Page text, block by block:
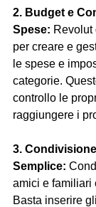
2. Budget e
Spese: Revolut
per creare e
le spese e
categorie.
controllo le
raggiungere i
3.
Semplice:
amici e familiari
Basta inserire